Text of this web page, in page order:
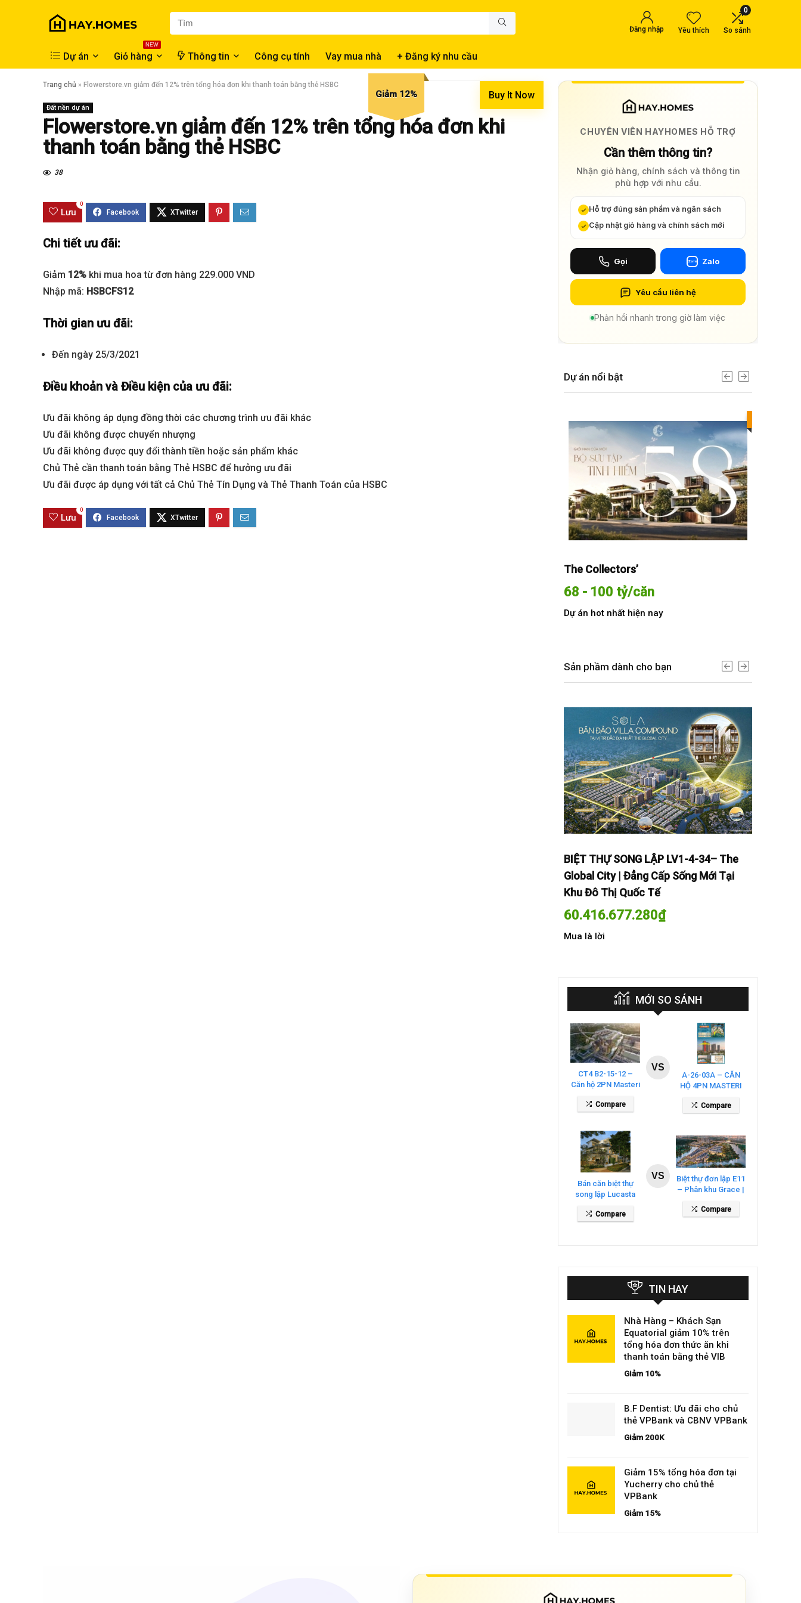
Đăng nhập Yêu thích
0
So sánh
Dự án
NEW
Giỏ hàng Thông tin Công cụ tính Vay mua nhà + Đăng ký nhu cầu
Giảm 12% Buy It Now
Trang chủ » Flowerstore.vn giảm đến 12% trên tổng hóa đơn khi thanh toán bằng thẻ HSBC
Đất nền dự án
Flowerstore.vn giảm đến 12% trên tổng hóa đơn khi
thanh toán bằng thẻ HSBC
38
Lưu
0
Chi tiết ưu đãi:
Giảm 12% khi mua hoa từ đơn hàng 229.000 VND
Nhập mã: HSBCFS12
Thời gian ưu đãi:
Đến ngày 25/3/2021
Điều khoản và Điều kiện của ưu đãi:
Ưu đãi không áp dụng đồng thời các chương trình ưu đãi khác
Ưu đãi không được chuyển nhượng
Ưu đãi không được quy đổi thành tiền hoặc sản phẩm khác
Chủ Thẻ cần thanh toán bằng Thẻ HSBC để hưởng ưu đãi
Ưu đãi được áp dụng với tất cả Chủ Thẻ Tín Dụng và Thẻ Thanh Toán của HSBC
Lưu
0
CHUYÊN VIÊN HAYHOMES HỖ TRỢ
Cần thêm thông tin?
Nhận giỏ hàng, chính sách và thông tin
phù hợp với nhu cầu.
Hỗ trợ đúng sản phẩm và ngân sách
Cập nhật giỏ hàng và chính sách mới
Gọi Zalo Zalo
Yêu cầu liên hệ
Phản hồi nhanh trong giờ làm việc
Dự án nổi bật
The Collectors’
68 - 100 tỷ/căn
Dự án hot nhất hiện nay
Sản phầm dành cho bạn
BIỆT THỰ SONG LẬP LV1-4-34– The
Global City | Đẳng Cấp Sống Mới Tại
Khu Đô Thị Quốc Tế
60.416.677.280₫
Mua là lời
MỚI SO SÁNH
CT4 B2-15-12 –
Căn hộ 2PN Masteri
Compare
VS
A-26-03A – CĂN
HỘ 4PN MASTERI
COSMO CENTRAL
– THE GLOBAL
Compare
Bán căn biệt thự
song lập Lucasta
Villa – DT 175m2
giá 26 tỷ
Compare
VS
Biệt thự đơn lập E11
– Phân khu Grace |
Waters
Compare
TIN HAY
Nhà Hàng – Khách Sạn
Equatorial giảm 10% trên
tổng hóa đơn thức ăn khi
thanh toán bằng thẻ VIB
Giảm 10%
B.F Dentist: Ưu đãi cho chủ
thẻ VPBank và CBNV VPBank
Giảm 200K
Giảm 15% tổng hóa đơn tại
Yucherry cho chủ thẻ
VPBank
Giảm 15%